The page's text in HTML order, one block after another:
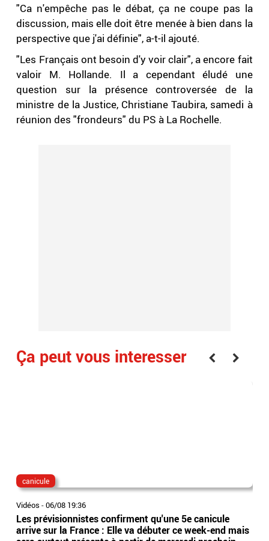
"Ca n'empêche pas le débat, ça ne coupe pas la
discussion, mais elle doit être menée à bien dans la
perspective que j'ai définie", a-t-il ajouté.
"Les Français ont besoin d'y voir clair", a encore fait
valoir M. Hollande. Il a cependant éludé une
question sur la présence controversée de la
ministre de la Justice, Christiane Taubira, samedi à
réunion des "frondeurs" du PS à La Rochelle.
Ça peut vous interesser
canicule
Vidéos -06/08 19:36
Les prévisionnistes confirment qu'une 5e canicule
arrive sur la France : Elle va débuter ce week-end mais